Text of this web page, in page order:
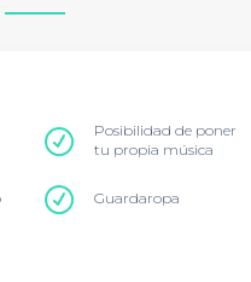
Posibilidad de poner
tu propia música
Guardaropa